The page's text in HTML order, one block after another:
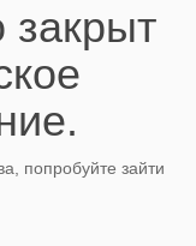
попробуйте зайти